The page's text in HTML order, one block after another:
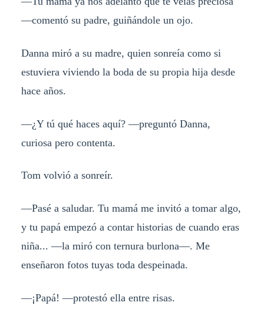
—comentó su padre, guiñándole un ojo.
Danna miró a su madre, quien sonreía como si
estuviera viviendo la boda de su propia hija desde
hace años.
—¿Y tú qué haces aquí? —preguntó Danna,
curiosa pero contenta.
Tom volvió a sonreír.
—Pasé a saludar. Tu mamá me invitó a tomar algo,
y tu papá empezó a contar historias de cuando eras
niña... —la miró con ternura burlona—. Me
enseñaron fotos tuyas toda despeinada.
—¡Papá! —protestó ella entre risas.